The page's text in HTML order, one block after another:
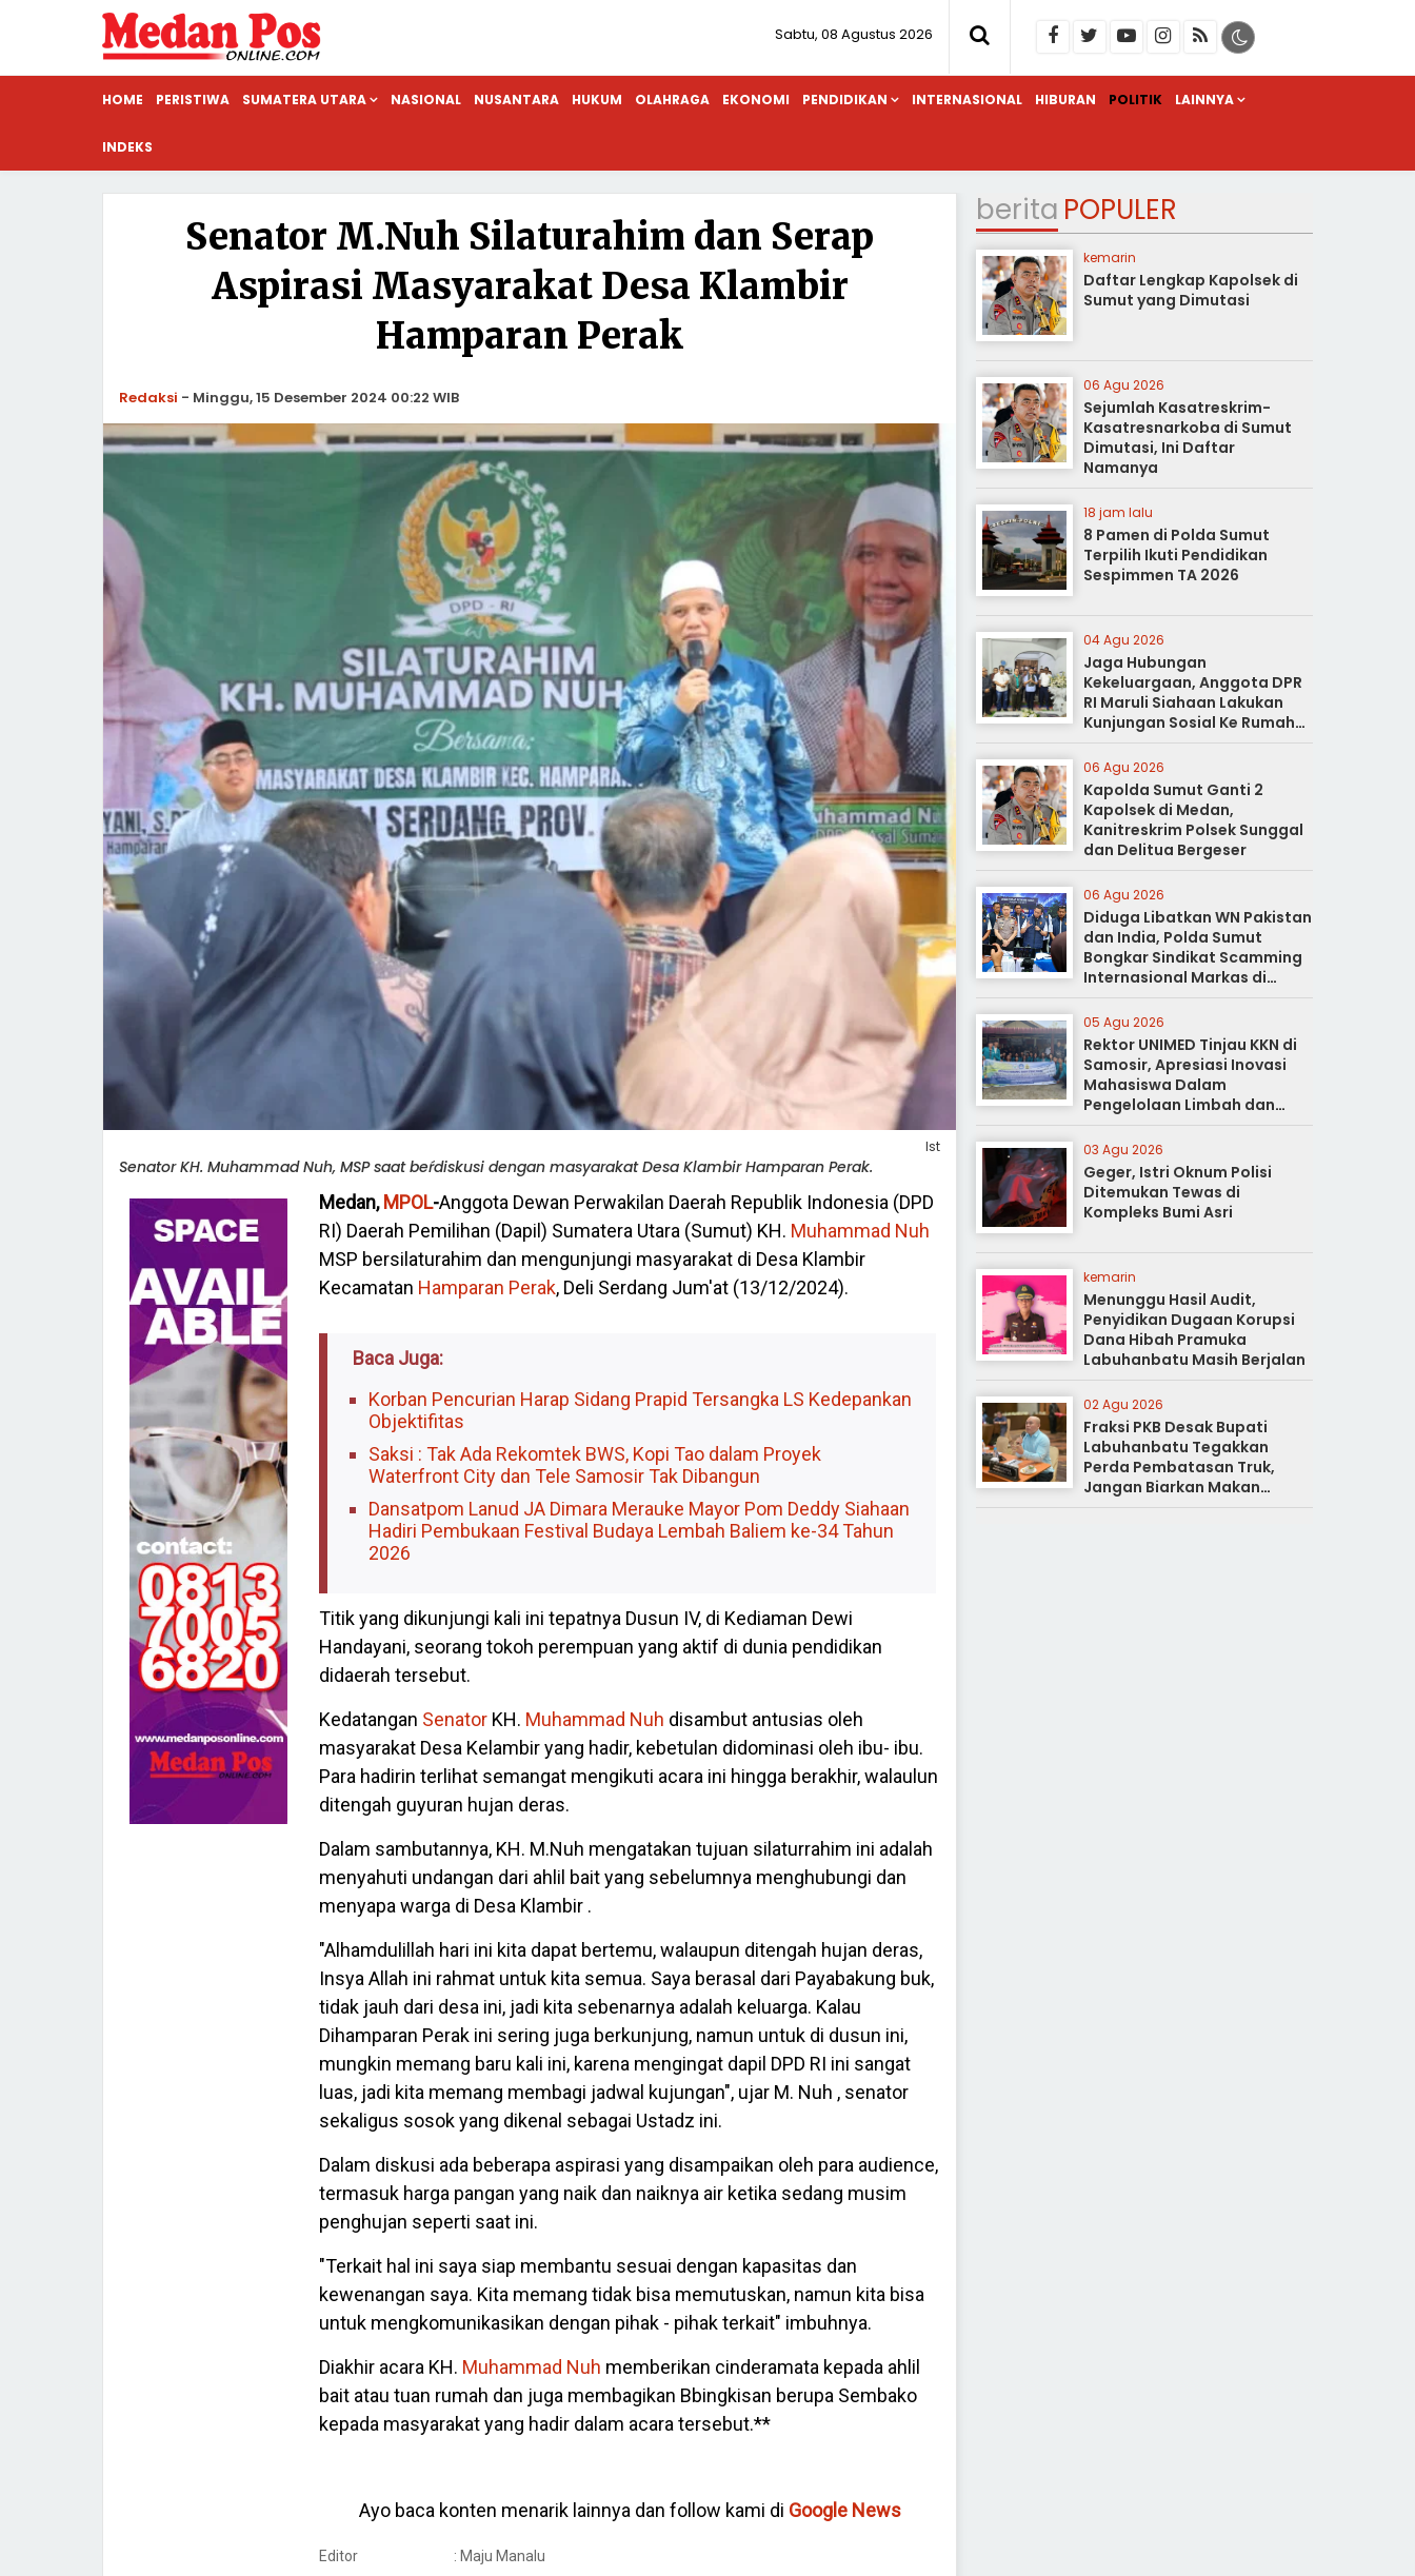
Sabtu, 08 Agustus 2026
HOME PERISTIWA SUMATERA UTARA NASIONAL NUSANTARA HUKUM OLAHRAGA EKONOMI PENDIDIKAN INTERNASIONAL HIBURAN POLITIK LAINNYA
INDEKS
Senator M.Nuh Silaturahim dan Serap
Aspirasi Masyarakat Desa Klambir
Hamparan Perak
Redaksi - Minggu, 15 Desember 2024 00:22 WIB
Ist
Senator KH. Muhammad Nuh, MSP saat beŕdiskusi dengan masyarakat Desa Klambir Hamparan Perak.
Medan, MPOL-Anggota Dewan Perwakilan Daerah Republik Indonesia (DPD
RI) Daerah Pemilihan (Dapil) Sumatera Utara (Sumut) KH. Muhammad Nuh
MSP bersilaturahim dan mengunjungi masyarakat di Desa Klambir
Kecamatan Hamparan Perak, Deli Serdang Jum'at (13/12/2024).
Baca Juga:
Korban Pencurian Harap Sidang Prapid Tersangka LS Kedepankan
Objektifitas
Saksi : Tak Ada Rekomtek BWS, Kopi Tao dalam Proyek
Waterfront City dan Tele Samosir Tak Dibangun
Dansatpom Lanud JA Dimara Merauke Mayor Pom Deddy Siahaan
Hadiri Pembukaan Festival Budaya Lembah Baliem ke-34 Tahun
2026
Titik yang dikunjungi kali ini tepatnya Dusun IV, di Kediaman Dewi
Handayani, seorang tokoh perempuan yang aktif di dunia pendidikan
didaerah tersebut.
Kedatangan Senator KH. Muhammad Nuh disambut antusias oleh
masyarakat Desa Kelambir yang hadir, kebetulan didominasi oleh ibu- ibu.
Para hadirin terlihat semangat mengikuti acara ini hingga berakhir, walaulun
ditengah guyuran hujan deras.
Dalam sambutannya, KH. M.Nuh mengatakan tujuan silaturrahim ini adalah
menyahuti undangan dari ahlil bait yang sebelumnya menghubungi dan
menyapa warga di Desa Klambir .
"Alhamdulillah hari ini kita dapat bertemu, walaupun ditengah hujan deras,
Insya Allah ini rahmat untuk kita semua. Saya berasal dari Payabakung buk,
tidak jauh dari desa ini, jadi kita sebenarnya adalah keluarga. Kalau
Dihamparan Perak ini sering juga berkunjung, namun untuk di dusun ini,
mungkin memang baru kali ini, karena mengingat dapil DPD RI ini sangat
luas, jadi kita memang membagi jadwal kujungan", ujar M. Nuh , senator
sekaligus sosok yang dikenal sebagai Ustadz ini.
Dalam diskusi ada beberapa aspirasi yang disampaikan oleh para audience,
termasuk harga pangan yang naik dan naiknya air ketika sedang musim
penghujan seperti saat ini.
"Terkait hal ini saya siap membantu sesuai dengan kapasitas dan
kewenangan saya. Kita memang tidak bisa memutuskan, namun kita bisa
untuk mengkomunikasikan dengan pihak - pihak terkait" imbuhnya.
Diakhir acara KH. Muhammad Nuh memberikan cinderamata kepada ahlil
bait atau tuan rumah dan juga membagikan Bbingkisan berupa Sembako
kepada masyarakat yang hadir dalam acara tersebut.**
Ayo baca konten menarik lainnya dan follow kami di Google News
Editor : Maju Manalu
berita POPULER
kemarin
Daftar Lengkap Kapolsek di
Sumut yang Dimutasi
06 Agu 2026
Sejumlah Kasatreskrim-
Kasatresnarkoba di Sumut
Dimutasi, Ini Daftar
Namanya
18 jam lalu
8 Pamen di Polda Sumut
Terpilih Ikuti Pendidikan
Sespimmen TA 2026
04 Agu 2026
Jaga Hubungan
Kekeluargaan, Anggota DPR
RI Maruli Siahaan Lakukan
Kunjungan Sosial Ke Rumah
Duka
06 Agu 2026
Kapolda Sumut Ganti 2
Kapolsek di Medan,
Kanitreskrim Polsek Sunggal
dan Delitua Bergeser
06 Agu 2026
Diduga Libatkan WN Pakistan
dan India, Polda Sumut
Bongkar Sindikat Scamming
Internasional Markas di
Apartemen Podomoro
05 Agu 2026
Rektor UNIMED Tinjau KKN di
Samosir, Apresiasi Inovasi
Mahasiswa Dalam
Pengelolaan Limbah dan
Pertanian Ramah Lingkungan
03 Agu 2026
Geger, Istri Oknum Polisi
Ditemukan Tewas di
Kompleks Bumi Asri
kemarin
Menunggu Hasil Audit,
Penyidikan Dugaan Korupsi
Dana Hibah Pramuka
Labuhanbatu Masih Berjalan
02 Agu 2026
Fraksi PKB Desak Bupati
Labuhanbatu Tegakkan
Perda Pembatasan Truk,
Jangan Biarkan Makan
Korban